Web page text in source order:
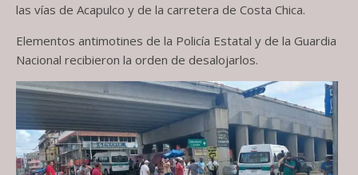
las vías de Acapulco y de la carretera de Costa Chica.
Elementos antimotines de la Policía Estatal y de la Guardia
Nacional recibieron la orden de desalojarlos.